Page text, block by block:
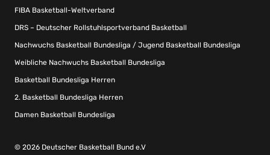
FIBA Basketball-Weltverband
DRS – Deutscher Rollstuhlsportverband Basketball
Nachwuchs Basketball Bundesliga / Jugend Basketball Bundesliga
Weibliche Nachwuchs Basketball Bundesliga
Basketball Bundesliga Herren
2. Basketball Bundesliga Herren
Damen Basketball Bundesliga
© 2026 Deutscher Basketball Bund e.V